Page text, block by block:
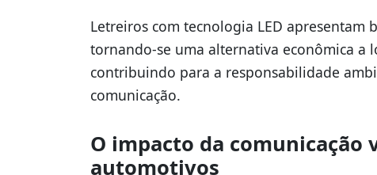
Letreiros com tecnologia LED
tornando-se uma alternativa econômica a
contribuindo para a responsabilidade
comunicação.
O impacto da comunicação
automotivos